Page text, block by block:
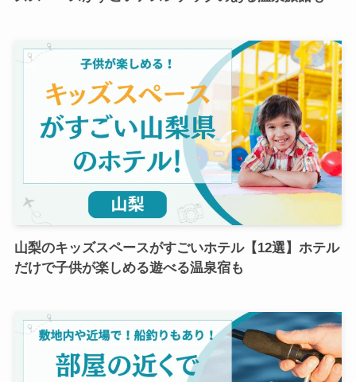
山梨のキッズスペースがすごいホテル【12選】ホテル
だけで子供が楽しめる遊べる温泉宿も